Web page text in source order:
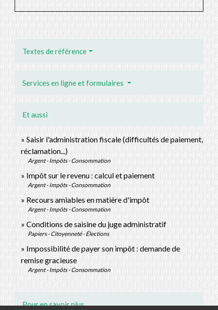
Textes de référence
Services en ligne et formulaires
Et aussi
Saisir l'administration fiscale (difficultés de paiement,
réclamation...)
Argent - Impôts - Consommation
Impôt sur le revenu : calcul et paiement
Argent - Impôts - Consommation
Recours amiables en matière d'impôt
Argent - Impôts - Consommation
Conditions de saisine du juge administratif
Papiers - Citoyenneté - Élections
Impossibilité de payer son impôt : demande de
remise gracieuse
Argent - Impôts - Consommation
Pour en savoir plus